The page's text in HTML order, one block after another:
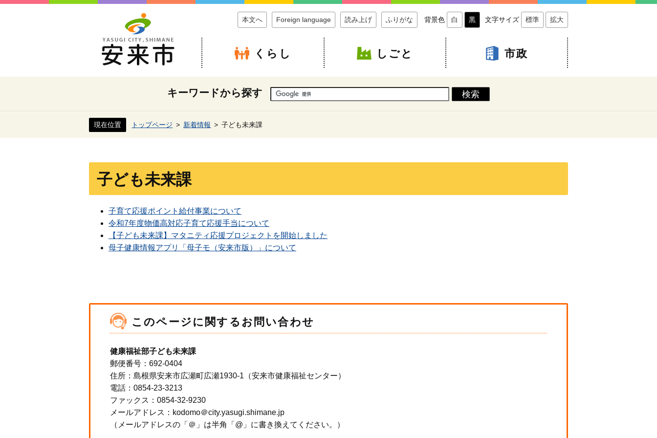
本文へ Foreign language 読み上げ ふりがな 背景色 白 黒 文字サイズ 標準 拡大
くらし しごと 市政
キーワードから探す
現在位置 トップページ 新着情報 子ども未来課
子ども未来課
子育て応援ポイント給付事業について
令和7年度物価高対応子育て応援手当について
【子ども未来課】マタニティ応援プロジェクトを開始しました
母子健康情報アプリ「母子モ（安来市版）」について
このページに関するお問い合わせ
健康福祉部子ども未来課
郵便番号：692-0404
住所：島根県安来市広瀬町広瀬1930-1（安来市健康福祉センター）
電話：0854-23-3213
ファックス：0854-32-9230
メールアドレス：kodomo＠city.yasugi.shimane.jp
（メールアドレスの「＠」は半角「@」に書き換えてください。）